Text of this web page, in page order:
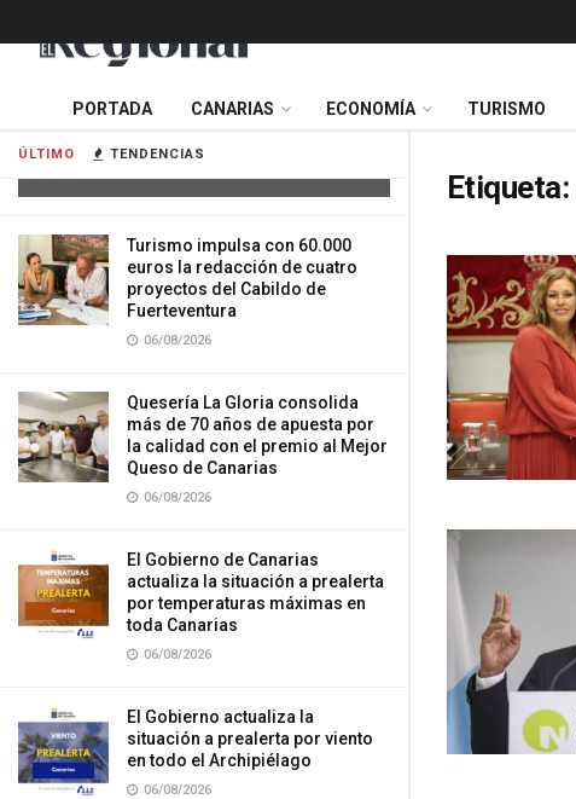
ÚLTIMO TENDENCIAS
la colisión de dos vehículos en
Turismo impulsa con 60.000
euros la redacción de cuatro
proyectos del Cabildo de
Fuerteventura
06/08/2026
Quesería La Gloria consolida
más de 70 años de apuesta por
la calidad con el premio al Mejor
Queso de Canarias
06/08/2026
El Gobierno de Canarias
actualiza la situación a prealerta
por temperaturas máximas en
toda Canarias
06/08/2026
El Gobierno actualiza la
situación a prealerta por viento
en todo el Archipiélago
06/08/2026
PORTADA CANARIAS ECONOMÍA TURISMO
Etiqueta: